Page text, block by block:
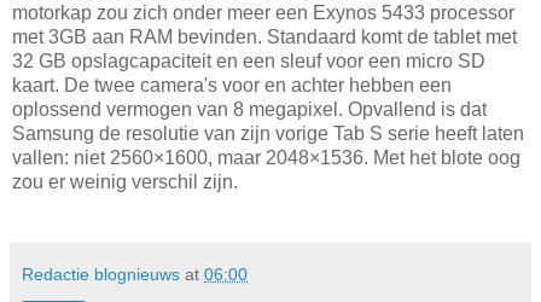
motorkap zou zich onder meer een Exynos 5433 processor
met 3GB aan RAM bevinden. Standaard komt de tablet met
32 GB opslagcapaciteit en een sleuf voor een micro SD
kaart. De twee camera's voor en achter hebben een
oplossend vermogen van 8 megapixel. Opvallend is dat
Samsung de resolutie van zijn vorige Tab S serie heeft laten
vallen: niet 2560×1600, maar 2048×1536. Met het blote oog
zou er weinig verschil zijn.
Redactie blognieuws at 06:00